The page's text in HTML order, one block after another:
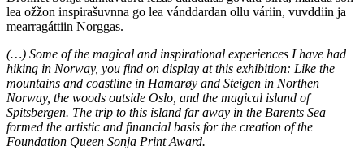
lea ožžon inspirašuvnna go lea vánddardan ollu váriin, vuvddiin ja
mearragáttiin Norggas.
(…) Some of the magical and inspirational experiences I have had
hiking in Norway, you find on display at this exhibition: Like the
mountains and coastline in Hamarøy and Steigen in Northen
Norway, the woods outside Oslo, and the magical island of
Spitsbergen. The trip to this island far away in the Barents Sea
formed the artistic and financial basis for the creation of the
Foundation Queen Sonja Print Award.